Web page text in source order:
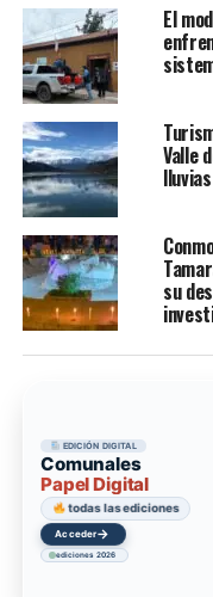
El
Valle
su
EDICIÓN DIGITAL
Comunales
Papel Digital
todas las ediciones
Acceder→
ediciones 2026